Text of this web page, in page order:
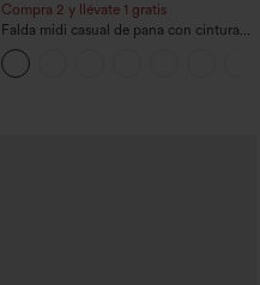
Compra 2 y llévate 1 gratis
Falda midi casual de pana con cintura
media y bolsillo lateral frontal con
solapa